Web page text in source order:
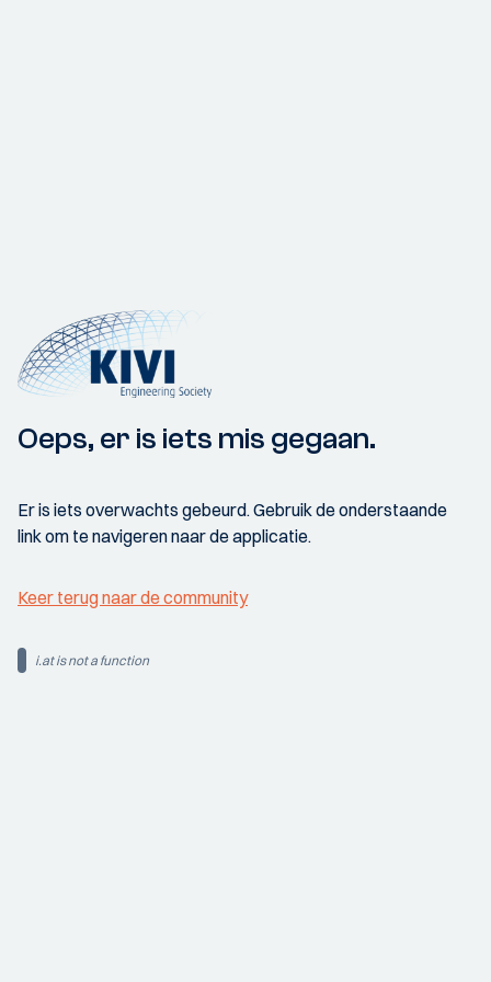
Oeps, er is iets mis gegaan.
Er is iets overwachts gebeurd. Gebruik de onderstaande
link om te navigeren naar de applicatie.
Keer terug naar de community
i.at is not a function